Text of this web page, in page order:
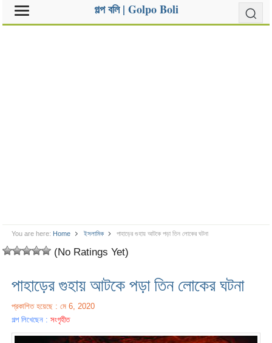
গল্প বলি | Golpo Boli
You are here: Home ইসলামিক পাহাড়ের গুহায় আটকে পড়া তিন লোকের ঘটনা
(No Ratings Yet)
পাহাড়ের গুহায় আটকে পড়া তিন লোকের ঘটনা
প্রকাশিত হয়েছে : মে 6, 2020
গল্প লিখেছেন :সংগৃহীত